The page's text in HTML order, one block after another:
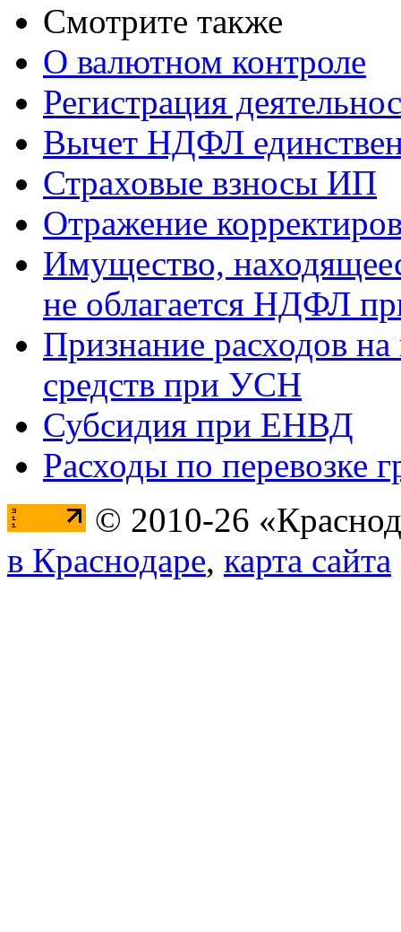
Смотрите также
О валютном контроле
Регистрация
Вычет НДФЛ
Страховые взносы ИП
Отражение
Имущество,
не облагается НДФЛ
Признание расходов
средств при УСН
Субсидия при ЕНВД
Расходы по перевозке
© 2010-26
в Краснодаре, карта сайта